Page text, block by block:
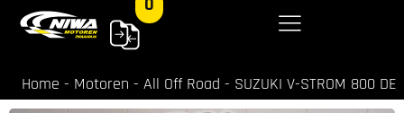
Home - Motoren - All Off Road - SUZUKI V-STROM 800 DE